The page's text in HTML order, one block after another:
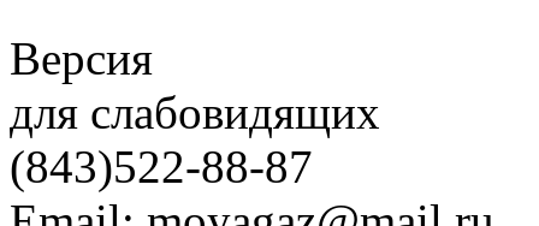
Версия
для слабовидящих
(843)522-88-87